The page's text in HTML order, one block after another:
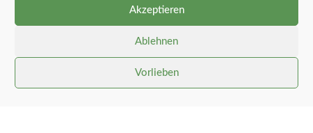
Akzeptieren
Ablehnen
Vorlieben
Spenden, die am Vormittag für den